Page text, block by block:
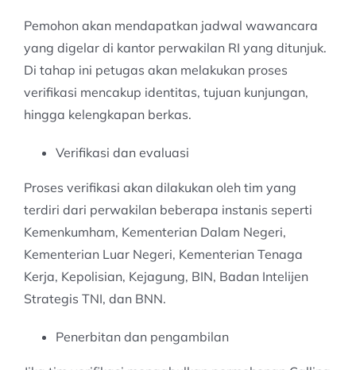
Pemohon akan mendapatkan jadwal wawancara
yang digelar di kantor perwakilan RI yang ditunjuk.
Di tahap ini petugas akan melakukan proses
verifikasi mencakup identitas, tujuan kunjungan,
hingga kelengkapan berkas.
Verifikasi dan evaluasi
Proses verifikasi akan dilakukan oleh tim yang
terdiri dari perwakilan beberapa instanis seperti
Kemenkumham, Kementerian Dalam Negeri,
Kementerian Luar Negeri, Kementerian Tenaga
Kerja, Kepolisian, Kejagung, BIN, Badan Intelijen
Strategis TNI, dan BNN.
Penerbitan dan pengambilan